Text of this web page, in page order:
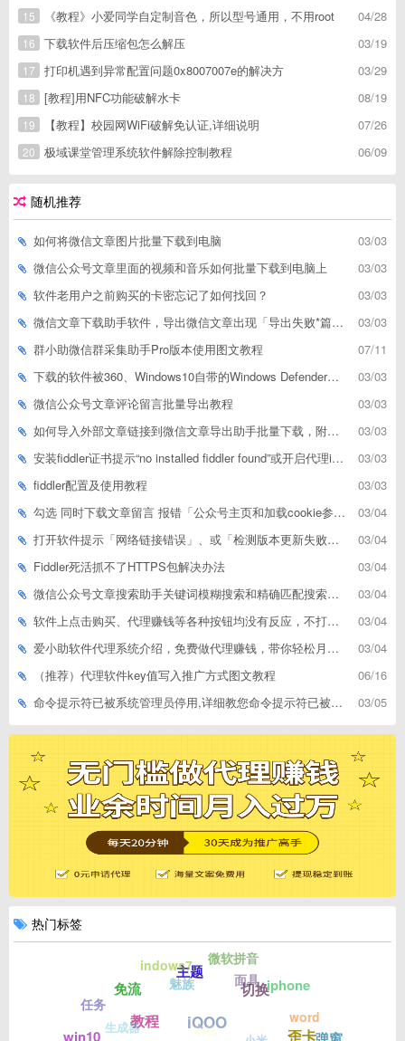
04/28
15
《教程》小爱同学自定制音色，所以型号通用，不用root
03/19
16
下载软件后压缩包怎么解压
03/29
17
打印机遇到异常配置问题0x8007007e的解决方
08/19
18
[教程]用NFC功能破解水卡
07/26
19
【教程】校园网WiFi破解免认证,详细说明
06/09
20 极域课堂管理系统软件解除控制教程
随机推荐
03/03
如何将微信文章图片批量下载到电脑
03/03
微信公众号文章里面的视频和音乐如何批量下载到电脑上
03/03
软件老用户之前购买的卡密忘记了如何找回？
03/03
微信文章下载助手软件，导出微信文章出现「导出失败*篇」如何解决
07/11
群小助微信群采集助手Pro版本使用图文教程
03/03
下载的软件被360、Windows10自带的Windows Defender、腾讯管家等杀毒软件误删了怎么解决
03/03
微信公众号文章评论留言批量导出教程
03/03
如何导入外部文章链接到微信文章导出助手批量下载，附上3种方式
03/03
安装fiddler证书提示“no installed fiddler found”或开启代理ip失败
03/03
fiddler配置及使用教程
03/04
勾选 同时下载文章留言 报错「公众号主页和加载cookie参数不能为空」
03/04
打开软件提示「网络链接错误」、或「检测版本更新失败」等网络问题解决方案
03/04
Fiddler死活抓不了HTTPS包解决办法
03/04
微信公众号文章搜索助手关键词模糊搜索和精确匹配搜索的区别
03/04
软件上点击购买、代理赚钱等各种按钮均没有反应，不打开相应网址怎么解决
03/04
爱小助软件代理系统介绍，免费做代理赚钱，带你轻松月收入过万
06/16
（推荐）代理软件key值写入推广方式图文教程
03/05
命令提示符已被系统管理员停用,详细教您命令提示符已被系统管理员停用怎么办
热门标签
iQOO
教程
歪卡
切换
主题
免流
win10
iphone
微软拼音
indows7
任务
word
面具
魅族
生成器 刷机